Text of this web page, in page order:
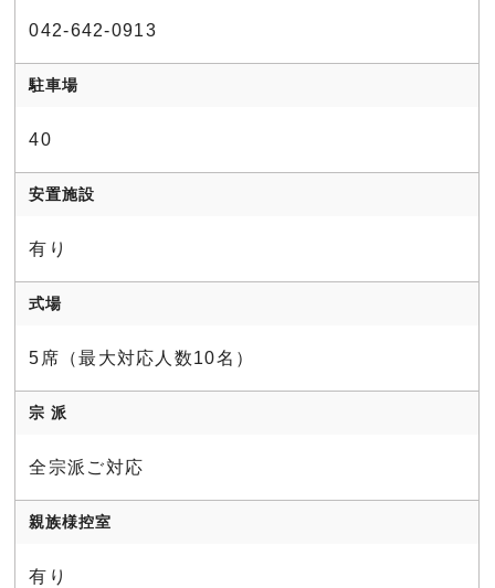
042-642-0913
駐車場
40
安置施設
有り
式場
5席（最⼤対応⼈数10名）
宗 派
全宗派ご対応
親族様控室
有り